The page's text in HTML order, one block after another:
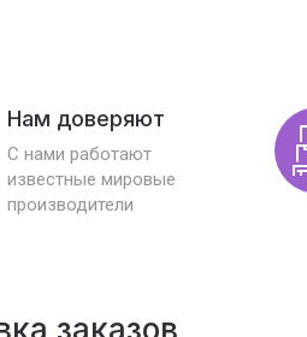
Нам доверяют
С нами работают
известные мировые
производители
заказов